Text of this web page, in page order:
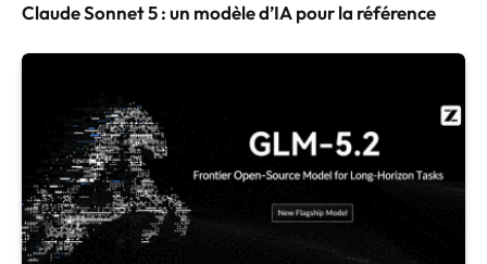
Claude Sonnet 5 : un modèle d’IA pour la référence